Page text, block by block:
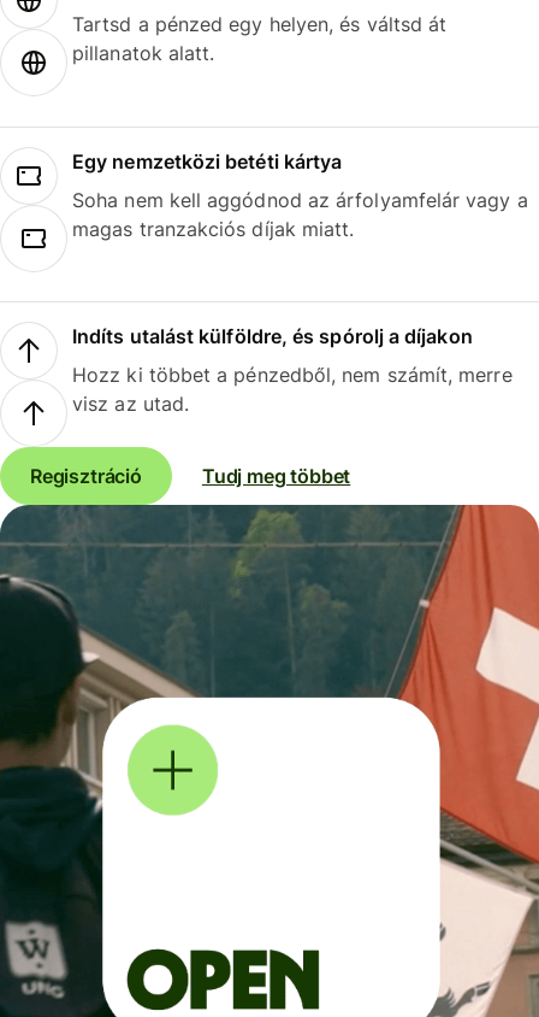
Tartsd a pénzed egy helyen, és váltsd át
pillanatok alatt.
Egy nemzetközi betéti kártya
Soha nem kell aggódnod az árfolyamfelár vagy a
magas tranzakciós díjak miatt.
Indíts utalást külföldre, és spórolj a díjakon
Hozz ki többet a pénzedből, nem számít, merre
visz az utad.
Regisztráció Tudj meg többet